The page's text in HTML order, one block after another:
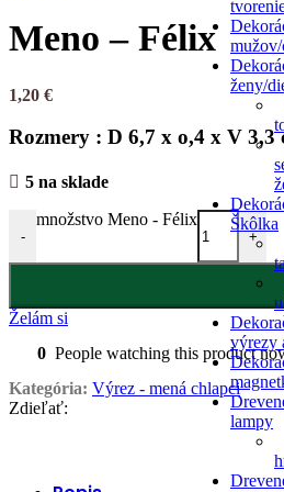
ženy/
Škôlka
výrezy
lampy
Meno – Félix
1,20 €
Rozmery : D 6,7 x o,4 x V 3,3
5 na sklade
-
množstvo Meno - Félix
+
Želám si
0 People watching this product
Kategória: Výrez - mená chlapci
Zdieľať: